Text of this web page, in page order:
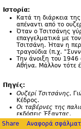
Ιστορία:
Κατά τη διάρκεια
απέναντι από το
Όταν ο Τσιτσάνης
επαγγελματικά με
Τσιτσάνη. Ήταν η
τραγούδια (π.χ. "
Την άνοιξη του 1946
Αθήνα. Μάλλον τότε
Πηγές:
Ουζερί Τσιτσάνης,
Κέδρος.
Οι ταβέρνες της
εκδόσεις Έξαντας.
Share
Αναφορά